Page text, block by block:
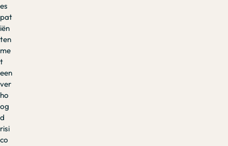
es
pat
iën
ten
me
t
een
ver
ho
og
d
risi
co